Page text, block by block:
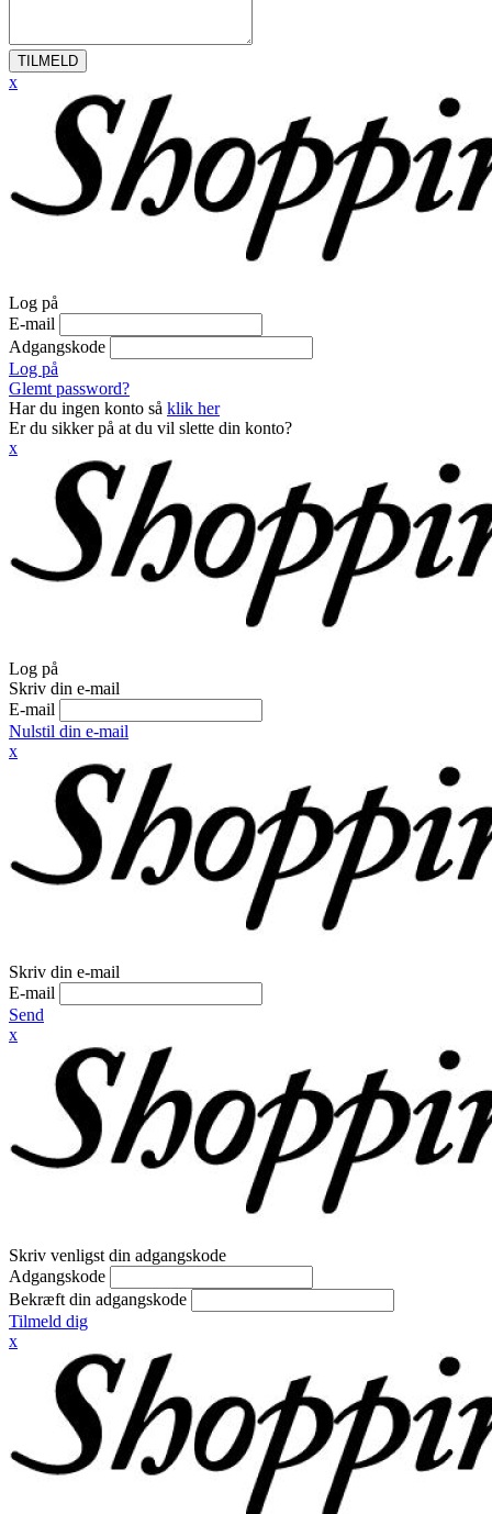
TILMELD
x
Log på
E-mail
Adgangskode
Log på
Glemt password?
Har du ingen konto så klik her
Er du sikker på at du vil slette din konto?
x
Log på
Skriv din e-mail
E-mail
Nulstil din e-mail
x
Skriv din e-mail
E-mail
Send
x
Skriv venligst din adgangskode
Adgangskode
Bekræft din adgangskode
Tilmeld dig
x